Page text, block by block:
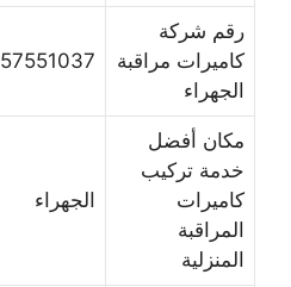
رقم شركة
كاميرات مراقبة
الجهراء
57551037
مكان أفضل
خدمة تركيب
كاميرات
المراقبة
المنزلية
الجهراء